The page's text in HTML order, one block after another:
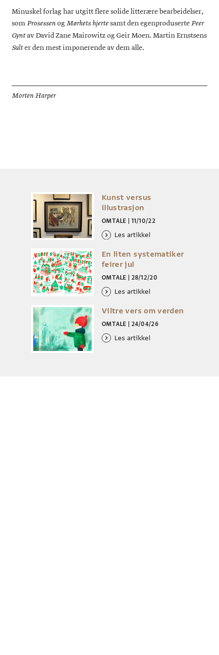
Minuskel forlag har utgitt flere solide litterære bearbeidelser,
somProsessenogMørkets hjertesamt den egenprodusertePeer
Gyntav David Zane Mairowitz og Geir Moen. Martin Ernstsens
Sulter den mest imponerende av dem alle.
Morten Harper
Kunst versus
illustrasjon
OMTALE 11/10/22
Les artikkel
En liten systematiker
feirer jul
OMTALE 28/12/20
Les artikkel
Viltre vers om verden
OMTALE 24/04/26
Les artikkel